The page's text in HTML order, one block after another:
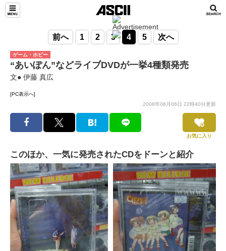
前へ 1 2 3 4 5 次へ
ゲーム・ホビー
“あいぽん”などライブDVDが一挙4種類発売
文● 伊藤 真広
[PC表示へ]
2008年08月06日 22時40分更新
お気に入り
このほか、一気に発売されたCDをドーンと紹介